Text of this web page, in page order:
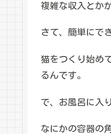
複雑な収入とか
さて、簡単にで
猫をつくり始め
るんです。
で、お風呂に入
なにかの容器の